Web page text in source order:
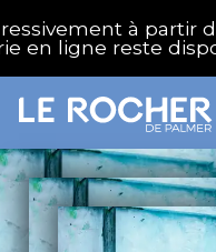
à partir du 24
reste disponible.